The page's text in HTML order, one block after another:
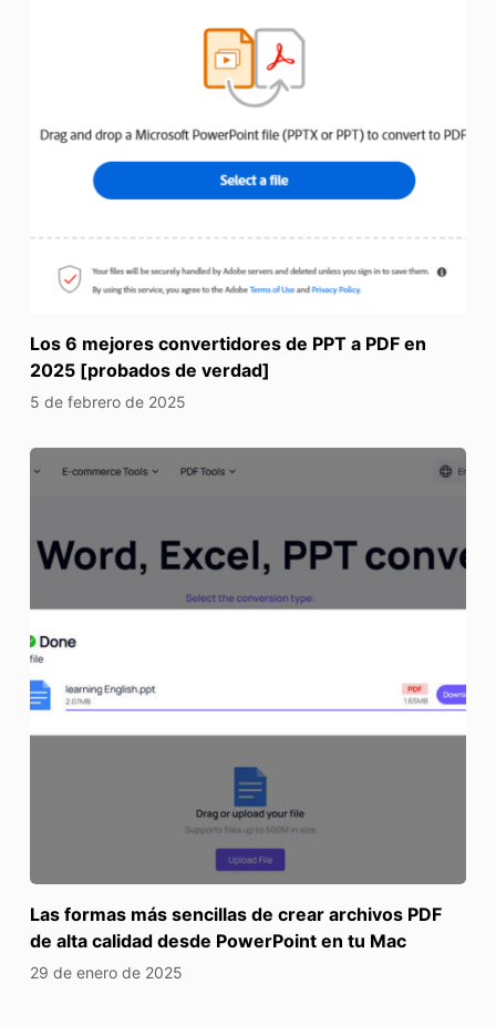
Los 6 mejores convertidores de PPT a PDF en
2025 [probados de verdad]
5 de febrero de 2025
Las formas más sencillas de crear archivos PDF
de alta calidad desde PowerPoint en tu Mac
29 de enero de 2025